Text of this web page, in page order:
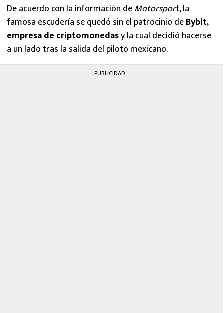
De acuerdo con la información deMotorsport, la
famosa escudería se quedó sin el patrocinio deBybit,
empresa de criptomonedasy la cual decidió hacerse
a un lado tras la salida del piloto mexicano.
PUBLICIDAD